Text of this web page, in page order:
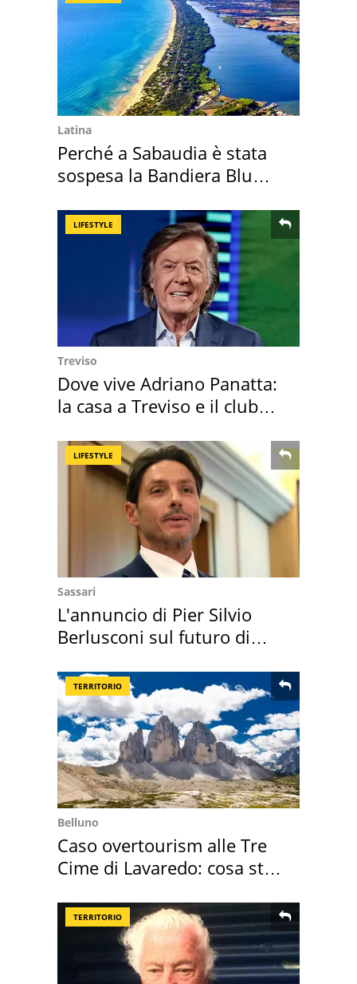
Latina
Perché a Sabaudia è stata
sospesa la Bandiera Blu
LIFESTYLE
Treviso
Dove vive Adriano Panatta:
la casa a Treviso e il club
LIFESTYLE
Sassari
L'annuncio di Pier Silvio
Berlusconi sul futuro di
TERRITORIO
Belluno
Caso overtourism alle Tre
Cime di Lavaredo: cosa sta
TERRITORIO